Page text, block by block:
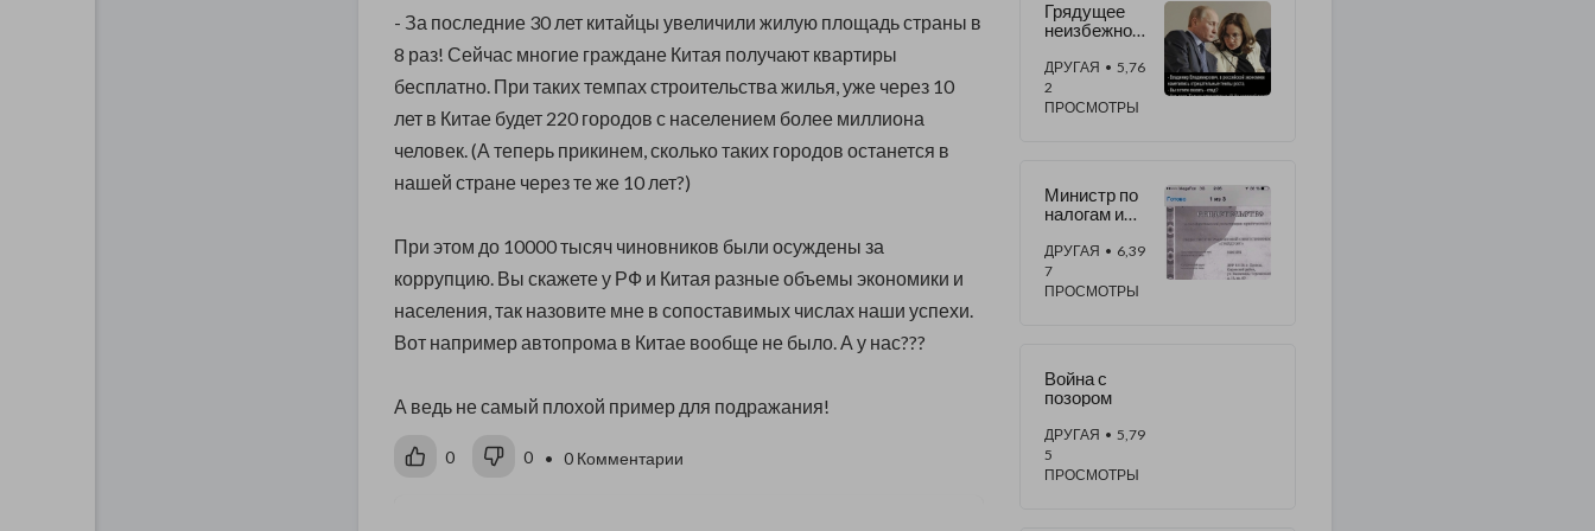
- За последние 30 лет китайцы увеличили жилую площадь страны в
8 раз! Сейчас многие граждане Китая получают квартиры
бесплатно. При таких темпах строительства жилья, уже через 10
лет в Китае будет 220 городов с населением более миллиона
человек. (А теперь прикинем, сколько таких городов останется в
нашей стране через те же 10 лет?)
При этом до 10000 тысяч чиновников были осуждены за
коррупцию. Вы скажете у РФ и Китая разные объемы экономики и
населения, так назовите мне в сопоставимых числах наши успехи.
Вот например автопрома в Китае вообще не было. А у нас???
А ведь не самый плохой пример для подражания!
0 0 • 0 Комментарии
Грядущее
неизбежно
Империи в
XXI веке
ДРУГАЯ • 5,76
2
ПРОСМОТРЫ
Министр по
налогам и
- главный
рейдер
ТИМОФЕЕВ
ДРУГАЯ • 6,39
7
ПРОСМОТРЫ
Война с
позором
ДРУГАЯ • 5,79
5
ПРОСМОТРЫ